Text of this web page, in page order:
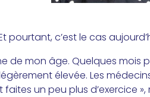
c’est le cas
de mon âge. Quelques mois
élevée. Les
un peu plus d’exercice »,